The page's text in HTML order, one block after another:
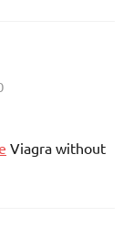
Viagra without